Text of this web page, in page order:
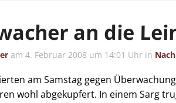
an die
am 4. Februar 2008 um 14:01 Uhr in
am Samstag gegen
wohl abgekupfert. In einem Sarg